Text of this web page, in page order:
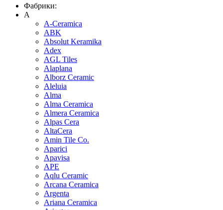
Фабрики:
A
A-Ceramica
ABK
Absolut Keramika
Adex
AGL Tiles
Alaplana
Alborz Ceramic
Aleluia
Alma
Alma Ceramica
Almera Ceramica
Alpas Cera
AltaCera
Amin Tile Co.
Aparici
Apavisa
APE
Aqlu Ceramic
Arcana Ceramica
Argenta
Ariana Ceramica